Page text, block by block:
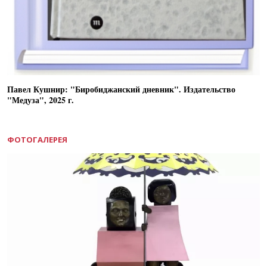
Павел Кушнир: "Биробиджанский дневник". Издательство
"Медуза", 2025 г.
ФОТОГАЛЕРЕЯ